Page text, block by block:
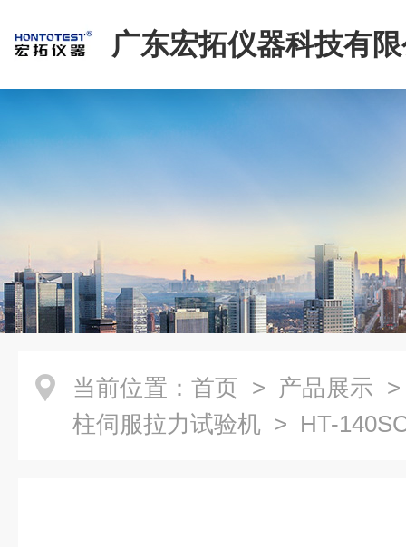
广东宏拓仪器科技有
当前位置： 首页 > 产品展示
柱伺服拉力试验机 > HT-